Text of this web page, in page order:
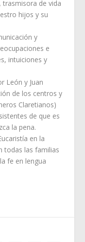
trasmisora de vida
hijos y su
y
e
intuiciones y
León y Juan
de los centros y
Claretianos)
de que es
la pena.
en la
todas las familias
fe en lengua